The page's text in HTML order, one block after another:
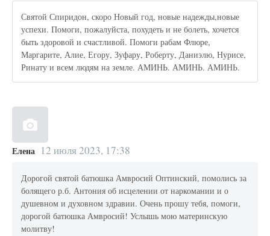
Святой Спиридон, скоро Новый год, новые надежды,новые
успехи. Помоги, пожалуйста, похудеть и не болеть, хочется
быть здоровой и счастливой. Помоги рабам Флюре,
Маргарите, Алие, Егору, Зуфару, Роберту, Даниэлю, Нурисе,
Ринату и всем людям на земле. АМИНЬ. АМИНЬ. АМИНЬ.
Елена 12 июля 2023, 17:38
Дорогой святой батюшка Амвросий Оптинский, помолись за
болящего р.б. Антония об исцелении от наркомании и о
душевном и духовном здравии. Очень прошу тебя, помоги,
дорогой батюшка Амвросий! Услышь мою материнскую
молитву!